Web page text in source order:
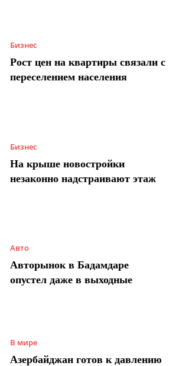
Бизнес
Рост цен на квартиры связали с
переселением населения
Бизнес
На крыше новостройки
незаконно надстраивают этаж
Авто
Авторынок в Бадамдаре
опустел даже в выходные
В мире
Азербайджан готов к давлению